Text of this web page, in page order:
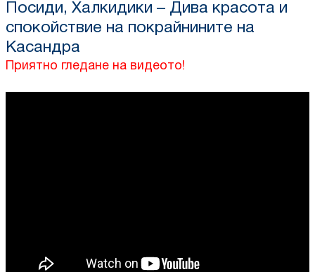
Посиди, Халкидики – Дива красота и
спокойствие на покрайнините на
Касандра
Приятно гледане на видеото!